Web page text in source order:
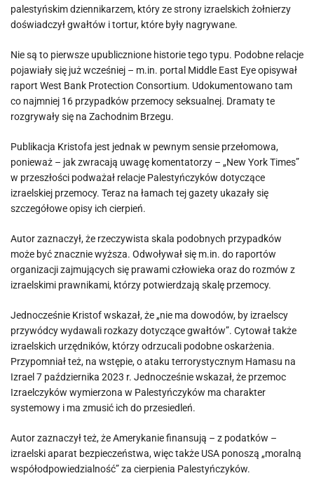
palestyńskim dziennikarzem, który ze strony izraelskich żołnierzy
doświadczył gwałtów i tortur, które były nagrywane.
Nie są to pierwsze upublicznione historie tego typu. Podobne relacje
pojawiały się już wcześniej – m.in. portal Middle East Eye opisywał
raport West Bank Protection Consortium. Udokumentowano tam
co najmniej 16 przypadków przemocy seksualnej. Dramaty te
rozgrywały się na Zachodnim Brzegu.
Publikacja Kristofa jest jednak w pewnym sensie przełomowa,
ponieważ – jak zwracają uwagę komentatorzy – „New York Times”
w przeszłości podważał relacje Palestyńczyków dotyczące
izraelskiej przemocy. Teraz na łamach tej gazety ukazały się
szczegółowe opisy ich cierpień.
Autor zaznaczył, że rzeczywista skala podobnych przypadków
może być znacznie wyższa. Odwoływał się m.in. do raportów
organizacji zajmujących się prawami człowieka oraz do rozmów z
izraelskimi prawnikami, którzy potwierdzają skalę przemocy.
Jednocześnie Kristof wskazał, że „nie ma dowodów, by izraelscy
przywódcy wydawali rozkazy dotyczące gwałtów”. Cytował także
izraelskich urzędników, którzy odrzucali podobne oskarżenia.
Przypomniał też, na wstępie, o ataku terrorystycznym Hamasu na
Izrael 7 października 2023 r. Jednocześnie wskazał, że przemoc
Izraelczyków wymierzona w Palestyńczyków ma charakter
systemowy i ma zmusić ich do przesiedleń.
Autor zaznaczył też, że Amerykanie finansują – z podatków –
izraelski aparat bezpieczeństwa, więc także USA ponoszą „moralną
współodpowiedzialność” za cierpienia Palestyńczyków.